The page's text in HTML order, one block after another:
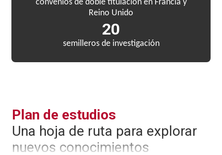
convenios de doble titulación en Francia y
Reino Unido
20
semilleros de investigación
Plan de estudios
Una hoja de ruta para explorar
nuevos conocimientos